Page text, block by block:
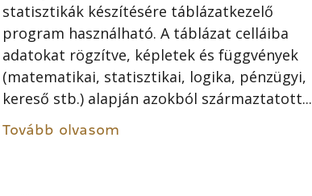
statisztikák készítésére táblázatkezelő
program használható. A táblázat celláiba
adatokat rögzítve, képletek és függvények
(matematikai, statisztikai, logika, pénzügyi,
kereső stb.) alapján azokból származtatott...
Tovább olvasom